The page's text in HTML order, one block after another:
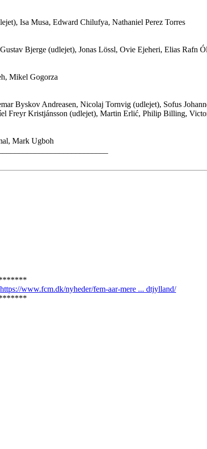
Isa Musa, Edward Chilufya, Nathaniel Perez Torres
Bjerge (udlejet), Jonas Lössl, Ovie Ejeheri, Elias Rafn
Mikel Gogorza
Byskov Andreasen, Nicolaj Tornvig (udlejet), Sofus
Freyr Kristjánsson (udlejet), Martin Erlić, Philip Billing,
Mark Ugboh
https://www.fcm.dk/nyheder/fem-aar-mere ... dtjylland/